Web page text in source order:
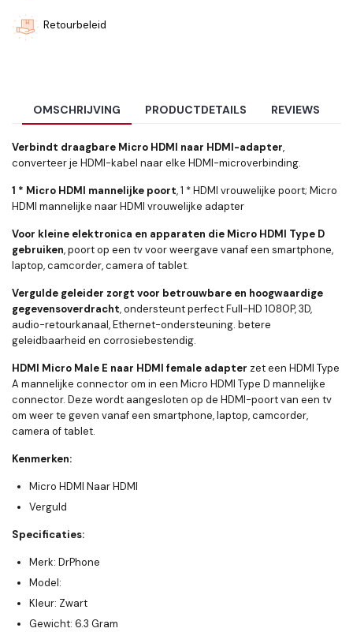
Retourbeleid
OMSCHRIJVING PRODUCTDETAILS REVIEWS
Verbindt draagbare Micro HDMI naar HDMI-adapter,
converteer je HDMI-kabel naar elke HDMI-microverbinding.
1 * Micro HDMI mannelijke poort, 1 * HDMI vrouwelijke poort; Micro
HDMI mannelijke naar HDMI vrouwelijke adapter
Voor kleine elektronica en apparaten die Micro HDMI Type D
gebruiken, poort op een tv voor weergave vanaf een smartphone,
laptop, camcorder, camera of tablet.
Vergulde geleider zorgt voor betrouwbare en hoogwaardige
gegevensoverdracht, ondersteunt perfect Full-HD 1080P, 3D,
audio-retourkanaal, Ethernet-ondersteuning. betere
geleidbaarheid en corrosiebestendig.
HDMI Micro Male E naar HDMI female adapter zet een HDMI Type
A mannelijke connector om in een Micro HDMI Type D mannelijke
connector. Deze wordt aangesloten op de HDMI-poort van een tv
om weer te geven vanaf een smartphone, laptop, camcorder,
camera of tablet.
Kenmerken:
Micro HDMI Naar HDMI
Verguld
Specificaties:
Merk: DrPhone
Model:
Kleur: Zwart
Gewicht: 6.3 Gram